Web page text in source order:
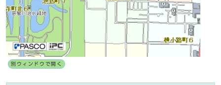
別ウィンドウで開く